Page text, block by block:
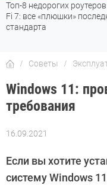
Топ-8 недорогих
Fi 7: все «плюшки»
стандарта
Советы
Windows 11:
требования
16.09.2021
Автор:
Иванов
Если вы хотите
систему Windows